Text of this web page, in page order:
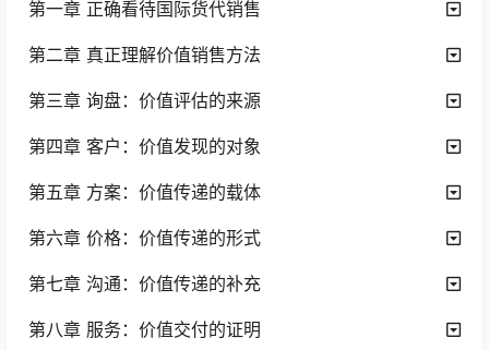
第一章 正确看待国际货代销售
第二章 真正理解价值销售方法
第三章 询盘：价值评估的来源
第四章 客户：价值发现的对象
第五章 方案：价值传递的载体
第六章 价格：价值传递的形式
第七章 沟通：价值传递的补充
第八章 服务：价值交付的证明